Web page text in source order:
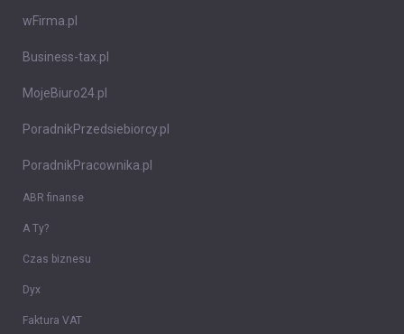
wFirma.pl
Business-tax.pl
MojeBiuro24.pl
PoradnikPrzedsiebiorcy.pl
PoradnikPracownika.pl
ABR finanse
A Ty?
Czas biznesu
Dyx
Faktura VAT